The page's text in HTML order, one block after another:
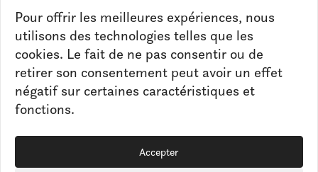
Pour offrir les meilleures expériences, nous
utilisons des technologies telles que les
cookies. Le fait de ne pas consentir ou de
retirer son consentement peut avoir un effet
négatif sur certaines caractéristiques et
fonctions.
Accepter
Retrouvez nos actualités sur les réseaux
Pour toute question, n’hésitez pas à
nous contacter
CONTACT
PRESSE